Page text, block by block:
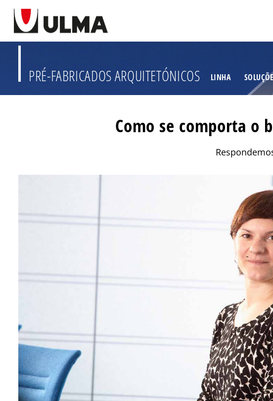
PRÉ-FABRICADOS ARQUITETÓNICOS LINHA
Como se comporta o